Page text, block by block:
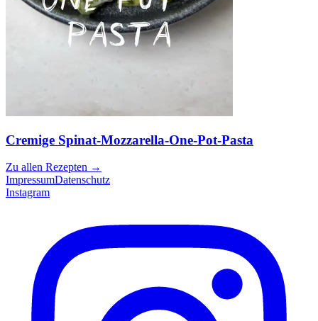
Cremige Spinat-Mozzarella-One-Pot-Pasta
Zu allen Rezepten →
ImpressumDatenschutz
Instagram